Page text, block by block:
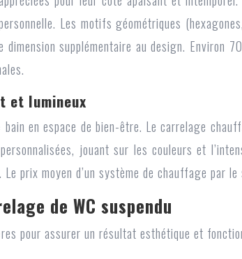
Les motifs géométriques
supplémentaire au design. Environ
et lumineux
en espace de bien-être. Le carrelage
jouant sur les couleurs et
prix moyen d’un système de chauffage par
de WC suspendu
pour assurer un résultat esthétique et